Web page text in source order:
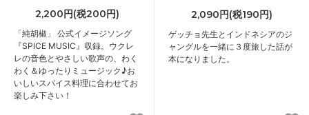
2,200円(税200円)
「純胡椒」 公式イメージソング
『SPICE MUSIC』収録。ウクレ
レの音色とやさしい歌声の、わく
わく＆ゆったりミュージック♪お
いしいスパイス料理に合わせてお
楽しみ下さい！
2,090円(税190円)
ゲッチョ先生とインドネシアのジ
ャングルを一緒に３度旅した話が
本になりました。